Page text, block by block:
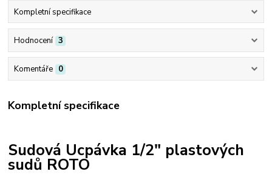
Kompletní specifikace
Hodnocení 3
Komentáře 0
Kompletní specifikace
Sudová Ucpávka 1/2" plastových
sudů ROTO